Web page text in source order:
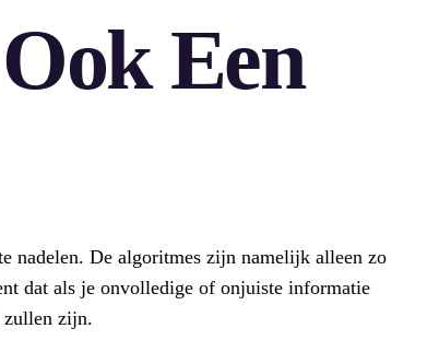
Een
nadelen. De algoritmes zijn namelijk alleen zo
dat als je onvolledige of onjuiste informatie
zullen zijn.